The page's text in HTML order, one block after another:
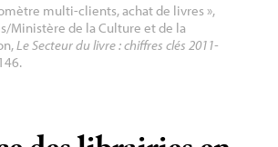
multi-clients, achat de livres »,
Ministère de la Culture et de la
Le Secteur du livre : chiffres clés 2011-